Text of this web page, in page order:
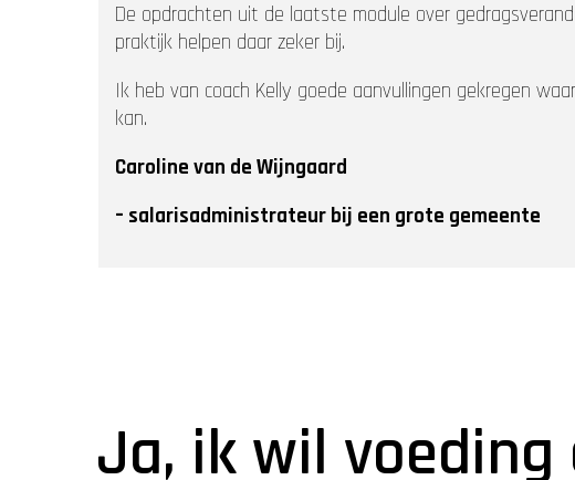
De opdrachten uit de laatste module over
praktijk helpen daar zeker bij.
Ik heb van coach Kelly goede aanvullingen gekregen
kan.
Caroline van de Wijngaard
– salarisadministrateur bij een grote gemeente
Ja, ik wil voeding